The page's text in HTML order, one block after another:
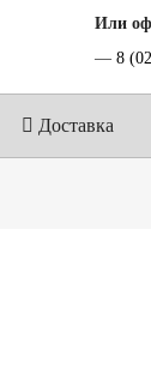
Или
— 8
Доставка